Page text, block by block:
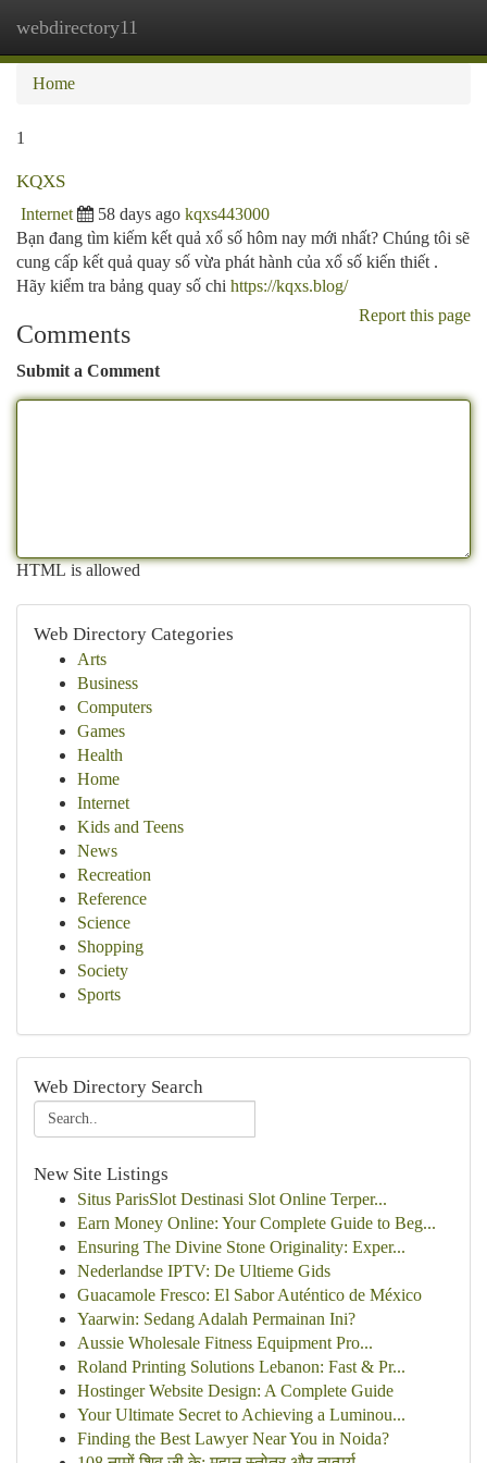
webdirectory11
Home
1
KQXS
Internet 58 days ago kqxs443000
Bạn đang tìm kiếm kết quả xổ số hôm nay mới nhất? Chúng tôi sẽ
cung cấp kết quả quay số vừa phát hành của xổ số kiến thiết .
Hãy kiểm tra bảng quay số chi https://kqxs.blog/
Report this page
Comments
Submit a Comment
HTML is allowed
Web Directory Categories
Arts
Business
Computers
Games
Health
Home
Internet
Kids and Teens
News
Recreation
Reference
Science
Shopping
Society
Sports
Web Directory Search
New Site Listings
Situs ParisSlot Destinasi Slot Online Terper...
Earn Money Online: Your Complete Guide to Beg...
Ensuring The Divine Stone Originality: Exper...
Nederlandse IPTV: De Ultieme Gids
Guacamole Fresco: El Sabor Auténtico de México
Yaarwin: Sedang Adalah Permainan Ini?
Aussie Wholesale Fitness Equipment Pro...
Roland Printing Solutions Lebanon: Fast & Pr...
Hostinger Website Design: A Complete Guide
Your Ultimate Secret to Achieving a Luminou...
Finding the Best Lawyer Near You in Noida?